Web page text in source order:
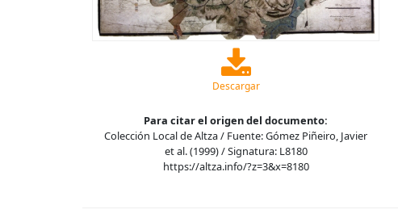
Descargar
Para citar el origen del documento:
Colección Local de Altza / Fuente: Gómez Piñeiro, Javier
et al. (1999) / Signatura: L8180
https://altza.info/?z=3&x=8180